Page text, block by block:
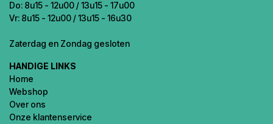
Do: 8u15 - 12u00 / 13u15 - 17u00
Vr: 8u15 - 12u00 / 13u15 - 16u30
Zaterdag en Zondag gesloten
HANDIGE LINKS
Home
Webshop
Over ons
Onze klantenservice